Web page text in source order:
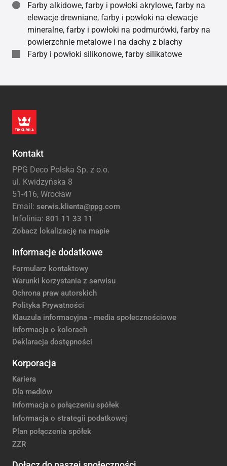
Farby alkidowe, farby i powłoki akrylowe, farby na
elewacje drewniane, farby i powłoki na elewacje
mineralne, farby i powłoki na podmurówki, farby na
powierzchnie metalowe i na dachy z blachy
Farby i powłoki silikonowe, farby silikatowe
Kontakt
PPG Deco Polska Sp. z o.o.
ul. Kwidzyńska 8
51-416, Wrocław
Email: serwis.klienta@ppg.com
Infolinia: 801 11 33 11
Zobacz lokalizację na mapie
Informacje dodatkowe
Formularz kontaktowy
Warunki korzystania z serwisu
Ochrona praw autorskich
Polityka Prywatności
Klauzula informacyjna - media społecznościowe
Informacja o kolorach
Deklaracja dostępności
Korporacja
Kariera
Dla mediów
Informacja o połączeniu spółek
Informacja o strategii podatkowej
Plan połączenia spółek
ZZR